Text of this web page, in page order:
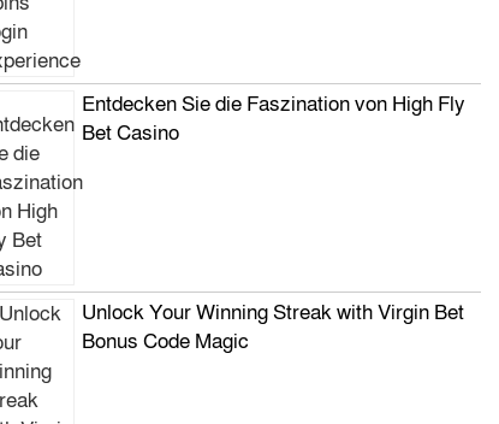
Entdecken Sie die Faszination von High Fly
Bet Casino
Unlock Your Winning Streak with Virgin Bet
Bonus Code Magic